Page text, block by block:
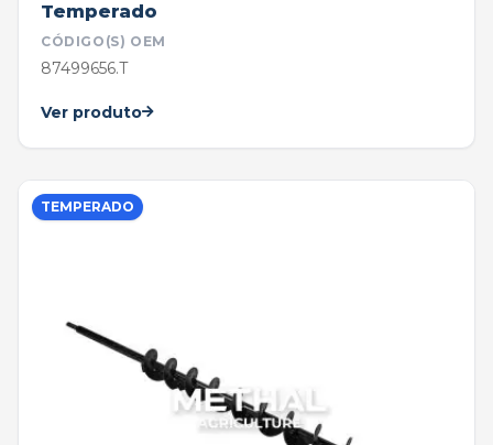
Temperado
CÓDIGO(S) OEM
87499656.T
Ver produto
TEMPERADO